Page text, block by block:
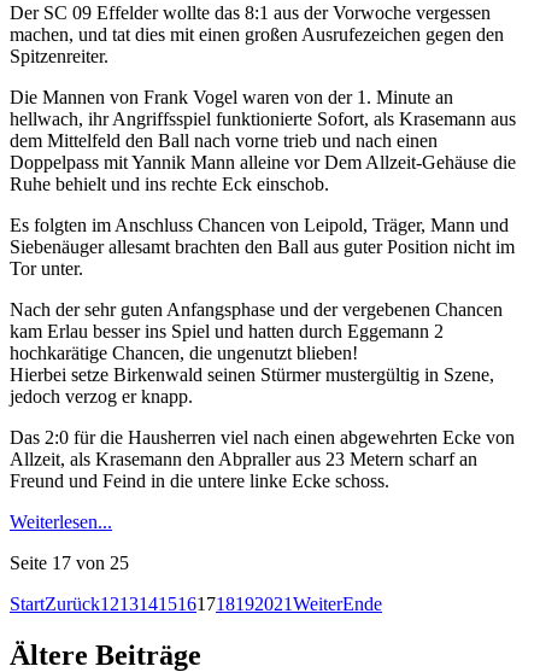
Der SC 09 Effelder wollte das 8:1 aus der Vorwoche vergessen
machen, und tat dies mit einen großen Ausrufezeichen gegen den
Spitzenreiter.
Die Mannen von Frank Vogel waren von der 1. Minute an
hellwach, ihr Angriffsspiel funktionierte Sofort, als Krasemann aus
dem Mittelfeld den Ball nach vorne trieb und nach einen
Doppelpass mit Yannik Mann alleine vor Dem Allzeit-Gehäuse die
Ruhe behielt und ins rechte Eck einschob.
Es folgten im Anschluss Chancen von Leipold, Träger, Mann und
Siebenäuger allesamt brachten den Ball aus guter Position nicht im
Tor unter.
Nach der sehr guten Anfangsphase und der vergebenen Chancen
kam Erlau besser ins Spiel und hatten durch Eggemann 2
hochkarätige Chancen, die ungenutzt blieben!
Hierbei setze Birkenwald seinen Stürmer mustergültig in Szene,
jedoch verzog er knapp.
Das 2:0 für die Hausherren viel nach einen abgewehrten Ecke von
Allzeit, als Krasemann den Abpraller aus 23 Metern scharf an
Freund und Feind in die untere linke Ecke schoss.
Weiterlesen...
Seite 17 von 25
StartZurück12131415161718192021WeiterEnde
Ältere Beiträge